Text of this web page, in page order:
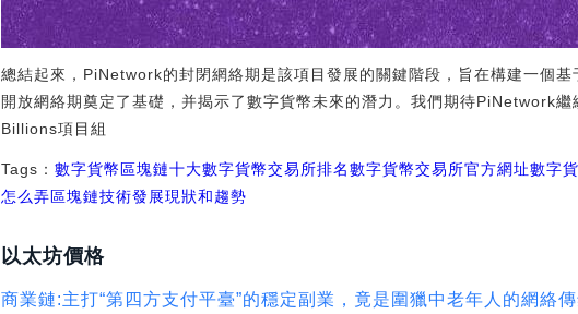
總結起來，PiNetwork的封閉網絡期是該項目發展的關鍵階段，旨在構建一個
開放網絡期奠定了基礎，并揭示了數字貨幣未來的潛力。我們期待PiNetwork
Billions項目組
Tags：數字貨幣 區塊鏈十大數字貨幣交易所排名數字貨幣交易所官方網址數字
怎么弄區塊鏈技術發展現狀和趨勢
以太坊價格
商業鏈:主打“第四方支付平臺”的穩定副業，竟是圍獵中老年人的網絡